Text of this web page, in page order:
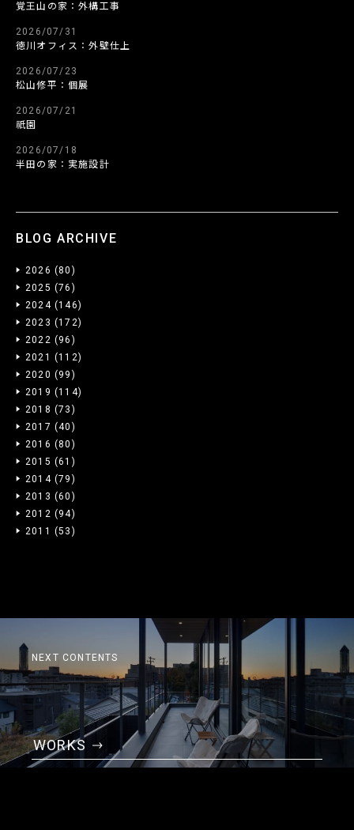
覚王山の家：外構工事
2026/07/31
徳川オフィス：外壁仕上
2026/07/23
松山修平：個展
2026/07/21
祇園
2026/07/18
半田の家：実施設計
BLOG ARCHIVE
2026 (80)
2025 (76)
2024(146)
2023 (172)
2022 (96)
2021 (112)
2020 (99)
2019 (114)
2018 (73)
2017 (40)
2016 (80)
2015 (61)
2014(79)
2013 (60)
2012 (94)
2011 (53)
NEXT CONTENTS
WORKS